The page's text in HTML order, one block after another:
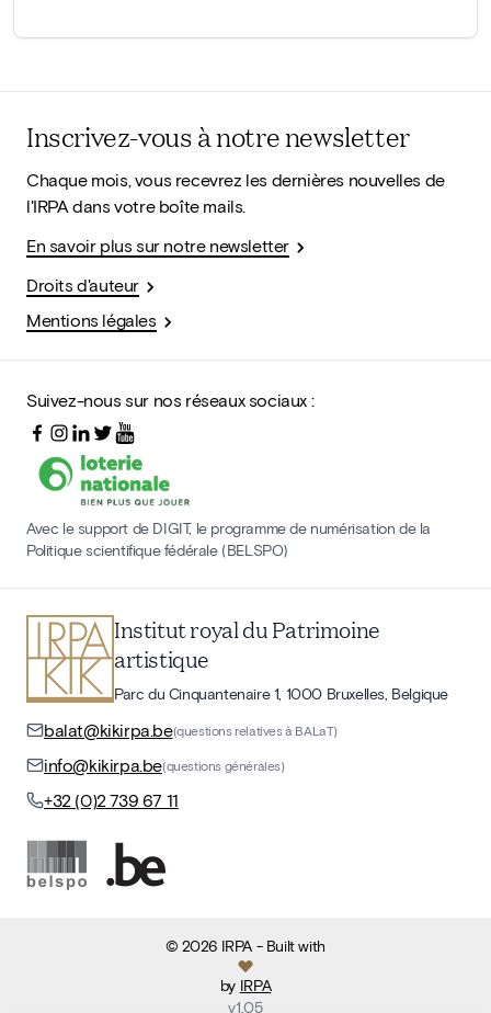
Inscrivez-vous à notre newsletter
Chaque mois, vous recevrez les dernières nouvelles de
l'IRPA dans votre boîte mails.
En savoir plus sur notre newsletter
Droits d'auteur
Mentions légales
Suivez-nous sur nos réseaux sociaux :
Avec le support de DIGIT, le programme de numérisation de la
Politique scientifique fédérale (BELSPO)
Institut royal du Patrimoine
artistique
Parc du Cinquantenaire 1, 1000 Bruxelles, Belgique
balat@kikirpa.be(questions relatives à BALaT)
info@kikirpa.be(questions générales)
+32 (0)2 739 67 11
©2026 IRPA- Built with
by IRPA
v1.05